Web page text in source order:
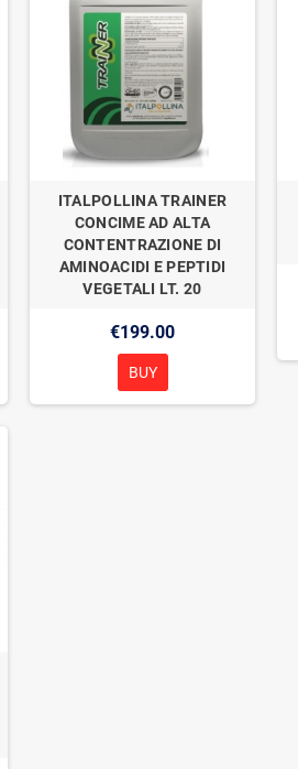
ITALPOLLINA TRAINER
CONCIME AD ALTA
CONTENTRAZIONE DI
AMINOACIDI E PEPTIDI
VEGETALI LT. 20
€199.00
BUY